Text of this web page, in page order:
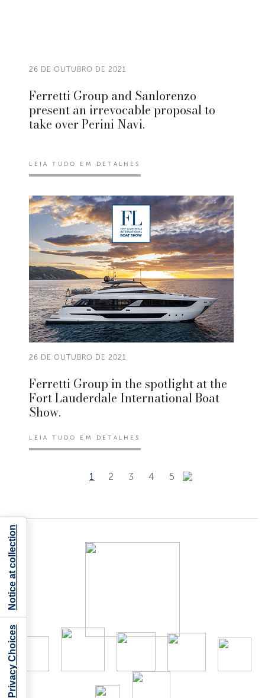
26 DE OUTUBRO DE 2021
Ferretti Group and Sanlorenzo
present an irrevocable proposal to
take over Perini Navi.
LEIA TUDO EM DETALHES
26 DE OUTUBRO DE 2021
Ferretti Group in the spotlight at the
Fort Lauderdale International Boat
Show.
LEIA TUDO EM DETALHES
1 2 3 4 5
Your Privacy Choices
Notice at collection